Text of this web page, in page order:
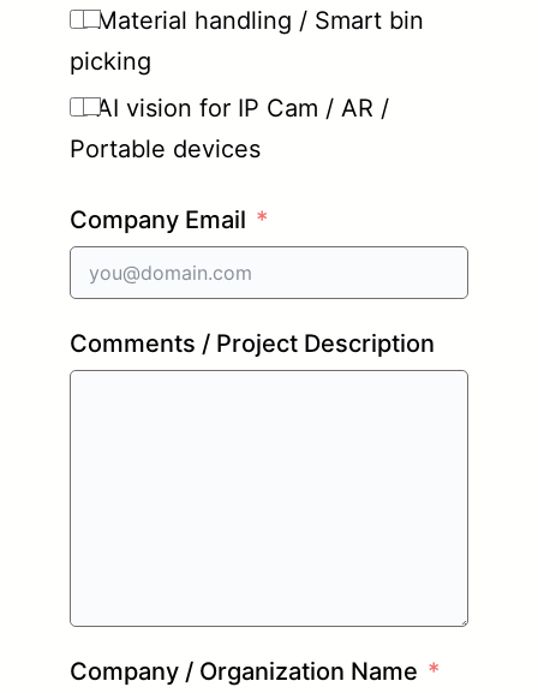
Material handling / Smart bin
picking
AI vision for IP Cam / AR /
Portable devices
Company Email
Comments / Project Description
Company / Organization Name